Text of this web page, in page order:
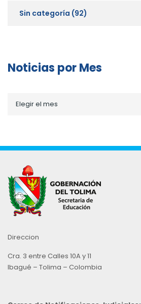
Sin categoría (92)
Noticias por Mes
porElegir el mes
Direccion
Cra. 3 entre Calles 10A y 11
Ibagué – Tolima – Colombia